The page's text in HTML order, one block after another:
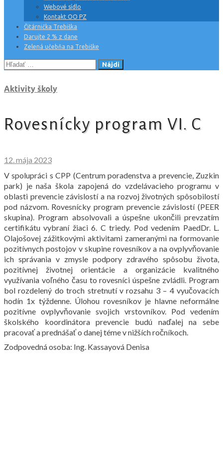
Webové sídlo
Kontakt OO PZ
Čitárnička Trebiška
Darujte 2 % z dane
Zelená učebňa na Trebiške
Hľadať:
Aktivity školy
Rovesnícky program VI. C
12. mája 2023
V spolupráci s CPP (Centrum poradenstva a prevencie, Zuzkin
park) je naša škola zapojená do vzdelávacieho programu v
oblasti prevencie závislostí a na rozvoj životných spôsobilostí
pod názvom. Rovesnícky program prevencie závislostí (PEER
skupina). Program absolvovali a úspešne ukončili prevzatím
certifikátu vybraní žiaci 6. C triedy. Pod vedením PaedDr. L.
Olajošovej zážitkovými aktivitami zameranými na formovanie
pozitívnych postojov v skupine rovesníkov a na ovplyvňovanie
ich správania v zmysle podpory zdravého spôsobu života,
pozitívnej životnej orientácie a organizácie kvalitného
využívania voľného času to rovesníci úspešne zvládli. Program
bol rozdelený do troch stretnutí v rozsahu 3 – 4 vyučovacích
hodín 1x týždenne. Úlohou rovesníkov je hlavne neformálne
pozitívne ovplyvňovanie svojich vrstovníkov. Pod vedením
školského koordinátora prevencie budú naďalej na sebe
pracovať a prednášať o danej téme v nižších ročníkoch.
Zodpovedná osoba: Ing. Kassayová Denisa